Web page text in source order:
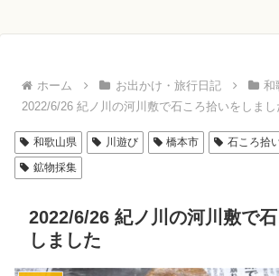
ホーム お出かけ・旅行日記
和
2022/6/26 紀ノ川の河川敷で石ころ拾いをしまし
和歌山県 川遊び 橋本市 石ころ拾
鉱物採集
2022/6/26 紀ノ川の河川敷で
しました